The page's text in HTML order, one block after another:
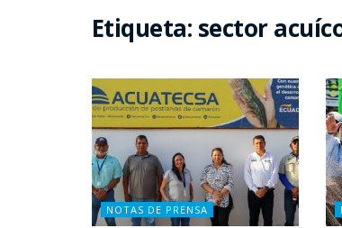
Etiqueta: sector
NOTAS DE PRENSA